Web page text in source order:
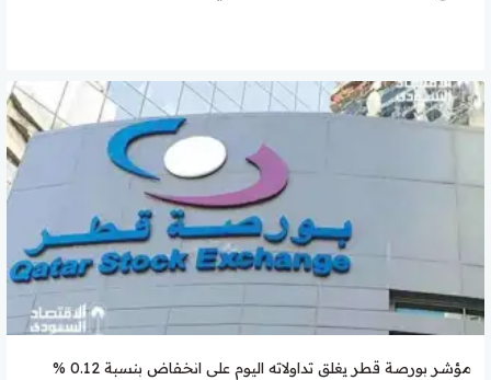
مؤشر بورصة قطر يغلق تداولاته اليوم على انخفاض بنسبة 0.12 %